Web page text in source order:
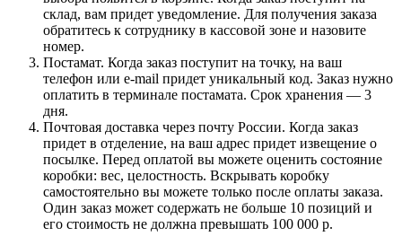
склад, вам придет уведомление. Для получения заказа
обратитесь к сотруднику в кассовой зоне и назовите
номер.
Постамат. Когда заказ поступит на точку, на ваш
телефон или e-mail придет уникальный код. Заказ нужно
оплатить в терминале постамата. Срок хранения — 3
дня.
Почтовая доставка через почту России. Когда заказ
придет в отделение, на ваш адрес придет извещение о
посылке. Перед оплатой вы можете оценить состояние
коробки: вес, целостность. Вскрывать коробку
самостоятельно вы можете только после оплаты заказа.
Один заказ может содержать не больше 10 позиций и
его стоимость не должна превышать 100 000 р.